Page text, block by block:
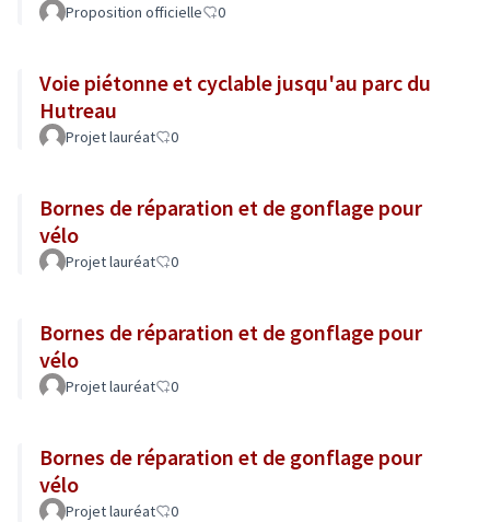
Proposition officielle 0
Voie piétonne et cyclable jusqu'au parc du
Hutreau
Projet lauréat 0
Bornes de réparation et de gonflage pour
vélo
Projet lauréat 0
Bornes de réparation et de gonflage pour
vélo
Projet lauréat 0
Bornes de réparation et de gonflage pour
vélo
Projet lauréat 0